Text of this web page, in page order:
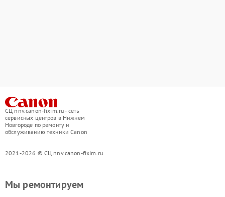
СЦ nnv.canon-fixim.ru - сеть
сервисных центров в Нижнем
Новгороде по ремонту и
обслуживанию техники Canon
2021-2026 © СЦ nnv.canon-fixim.ru
Мы ремонтируем